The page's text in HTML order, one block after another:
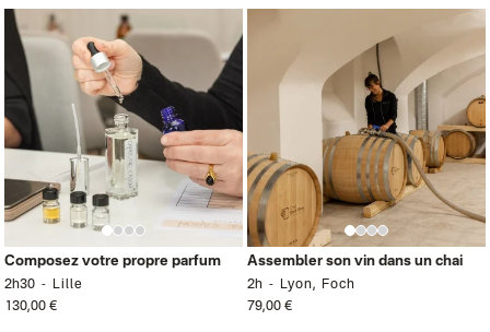
Composez votre propre parfum
2h30
Lille
130,00 €
Assembler son vin dans un chai
2h
Lyon, Foch
79,00 €